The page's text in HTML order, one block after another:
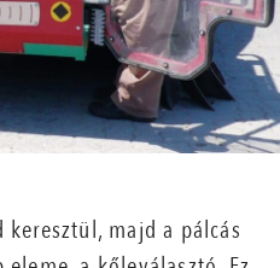
majd a pálcás